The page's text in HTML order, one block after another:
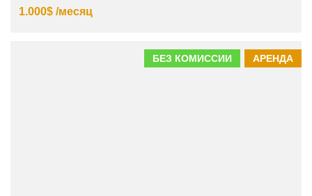
1.000$ /месяц
АРЕНДА
БЕЗ КОМИССИИ